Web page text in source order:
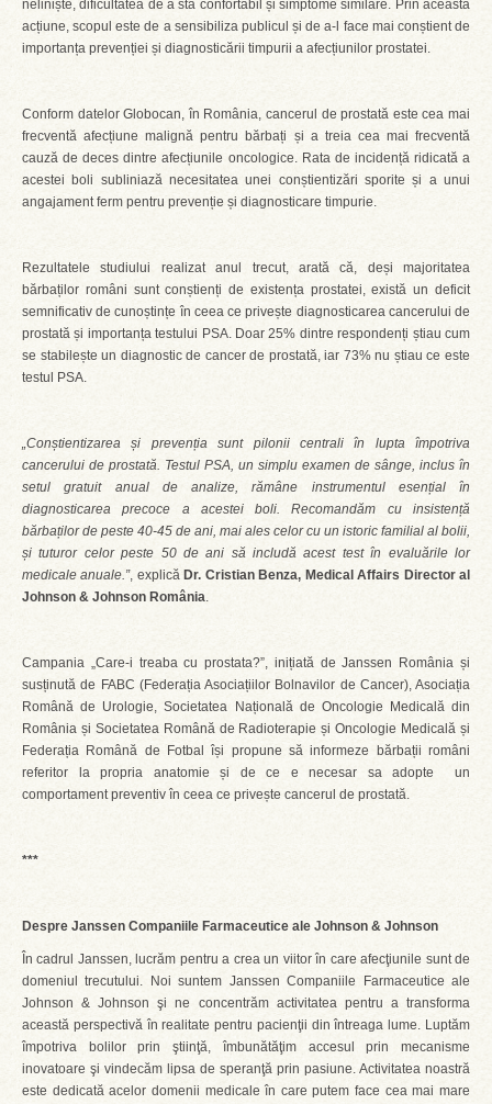
neliniște, dificultatea de a sta confortabil și simptome similare. Prin această
acțiune, scopul este de a sensibiliza publicul și de a-l face mai conștient de
importanța prevenției și diagnosticării timpurii a afecțiunilor prostatei.
Conform datelor Globocan, în România, cancerul de prostată este cea mai
frecventă afecțiune malignă pentru bărbați și a treia cea mai frecventă
cauză de deces dintre afecțiunile oncologice. Rata de incidență ridicată a
acestei boli subliniază necesitatea unei conștientizări sporite și a unui
angajament ferm pentru prevenție și diagnosticare timpurie.
Rezultatele studiului realizat anul trecut, arată că, deși majoritatea
bărbaților români sunt conștienți de existența prostatei, există un deficit
semnificativ de cunoștințe în ceea ce privește diagnosticarea cancerului de
prostată și importanța testului PSA. Doar 25% dintre respondenți știau cum
se stabilește un diagnostic de cancer de prostată, iar 73% nu știau ce este
testul PSA.
„Conștientizarea și prevenția sunt pilonii centrali în lupta împotriva
cancerului de prostată. Testul PSA, un simplu examen de sânge, inclus în
setul gratuit anual de analize, rămâne instrumentul esențial în
diagnosticarea precoce a acestei boli. Recomandăm cu insistență
bărbaților de peste 40-45 de ani, mai ales celor cu un istoric familial al bolii,
și tuturor celor peste 50 de ani să includă acest test în evaluările lor
medicale anuale.”, explică Dr. Cristian Benza, Medical Affairs Director al
Johnson & Johnson România.
Campania „Care-i treaba cu prostata?”, inițiată de Janssen România și
susținută de FABC (Federația Asociațiilor Bolnavilor de Cancer), Asociația
Română de Urologie, Societatea Națională de Oncologie Medicală din
România și Societatea Română de Radioterapie și Oncologie Medicală și
Federația Română de Fotbal își propune să informeze bărbații români
referitor la propria anatomie și de ce e necesar sa adopte un
comportament preventiv în ceea ce privește cancerul de prostată.
***
Despre Janssen Companiile Farmaceutice ale Johnson & Johnson
În cadrul Janssen, lucrăm pentru a crea un viitor în care afecţiunile sunt de
domeniul trecutului. Noi suntem Janssen Companiile Farmaceutice ale
Johnson & Johnson şi ne concentrăm activitatea pentru a transforma
această perspectivă în realitate pentru pacienţii din întreaga lume. Luptăm
împotriva bolilor prin ştiinţă, îmbunătăţim accesul prin mecanisme
inovatoare şi vindecăm lipsa de speranţă prin pasiune. Activitatea noastră
este dedicată acelor domenii medicale în care putem face cea mai mare